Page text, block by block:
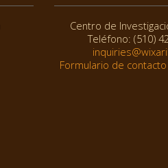
Centro de
Teléfono: (510)
Formulario de